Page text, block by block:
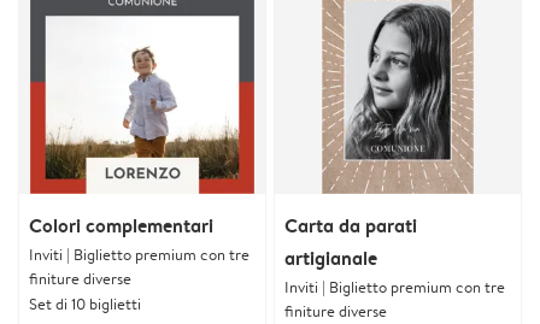
Colori complementari
Inviti | Biglietto premium con tre
finiture diverse
Set di 10 biglietti
Carta da parati
artigianale
Inviti | Biglietto premium con tre
finiture diverse